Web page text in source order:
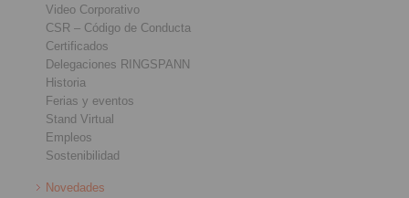
Video Corporativo
CSR – Código de Conducta
Certificados
Delegaciones RINGSPANN
Historia
Ferias y eventos
Stand Virtual
Empleos
Sostenibilidad
Novedades